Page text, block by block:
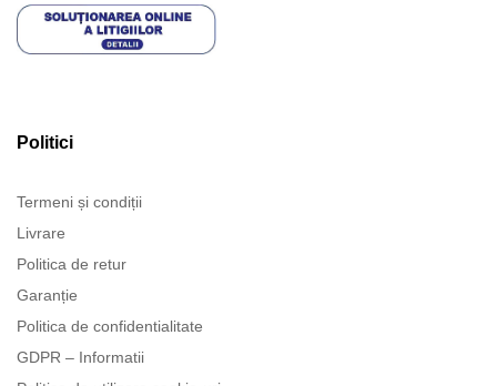
Politici
Termeni și condiții
Livrare
Politica de retur
Garanție
Politica de confidentialitate
GDPR – Informatii